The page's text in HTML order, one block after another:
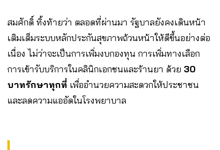
สมศักดิ์ ทิ้งท้ายว่า ตลอดที่ผ่านมา รัฐบาลยังคงเดินหน้า
เติมเต็มระบบหลักประกันสุขภาพถ้วนหน้าให้ดีขึ้นอย่างต่อ
เนื่อง ไม่ว่าจะเป็นการเพิ่มงบกองทุน การเพิ่มทางเลือก
การเข้ารับบริการในคลินิกเอกชนและร้านยา ด้วย 30
บาทรักษาทุกที่ เพื่ออำนวยความสะดวกให้ประชาชน
และลดความแออัดในโรงพยาบาล